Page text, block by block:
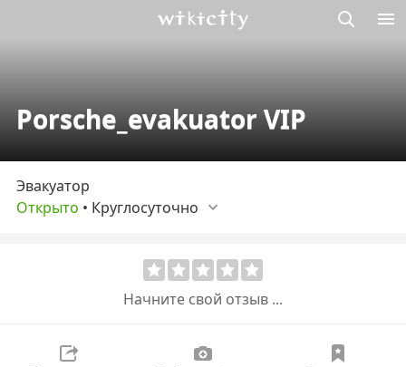
Porsche_evakuator VIP
Эвакуатор
Открыто • Круглосуточно
Начните свой отзыв ...